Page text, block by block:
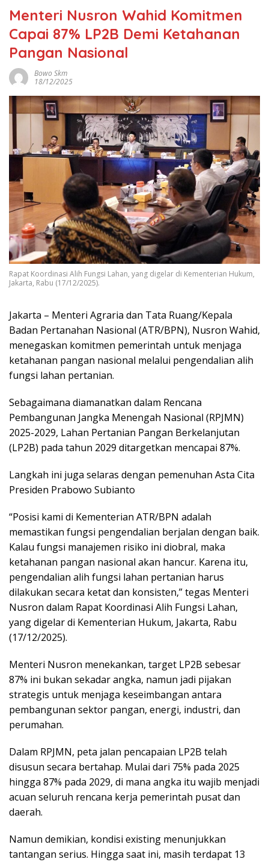
Menteri Nusron Wahid Komitmen
Capai 87% LP2B Demi Ketahanan
Pangan Nasional
Bowo Skm
18/12/2025
Rapat Koordinasi Alih Fungsi Lahan, yang digelar di Kementerian Hukum,
Jakarta, Rabu (17/12/2025).
Jakarta – Menteri Agraria dan Tata Ruang/Kepala
Badan Pertanahan Nasional (ATR/BPN), Nusron Wahid,
menegaskan komitmen pemerintah untuk menjaga
ketahanan pangan nasional melalui pengendalian alih
fungsi lahan pertanian.
Sebagaimana diamanatkan dalam Rencana
Pembangunan Jangka Menengah Nasional (RPJMN)
2025-2029, Lahan Pertanian Pangan Berkelanjutan
(LP2B) pada tahun 2029 ditargetkan mencapai 87%.
Langkah ini juga selaras dengan pemenuhan Asta Cita
Presiden Prabowo Subianto
“Posisi kami di Kementerian ATR/BPN adalah
memastikan fungsi pengendalian berjalan dengan baik.
Kalau fungsi manajemen risiko ini diobral, maka
ketahanan pangan nasional akan hancur. Karena itu,
pengendalian alih fungsi lahan pertanian harus
dilakukan secara ketat dan konsisten,” tegas Menteri
Nusron dalam Rapat Koordinasi Alih Fungsi Lahan,
yang digelar di Kementerian Hukum, Jakarta, Rabu
(17/12/2025).
Menteri Nusron menekankan, target LP2B sebesar
87% ini bukan sekadar angka, namun jadi pijakan
strategis untuk menjaga keseimbangan antara
pembangunan sektor pangan, energi, industri, dan
perumahan.
Dalam RPJMN, peta jalan pencapaian LP2B telah
disusun secara bertahap. Mulai dari 75% pada 2025
hingga 87% pada 2029, di mana angka itu wajib menjadi
acuan seluruh rencana kerja pemerintah pusat dan
daerah.
Namun demikian, kondisi existing menunjukkan
tantangan serius. Hingga saat ini, masih terdapat 13